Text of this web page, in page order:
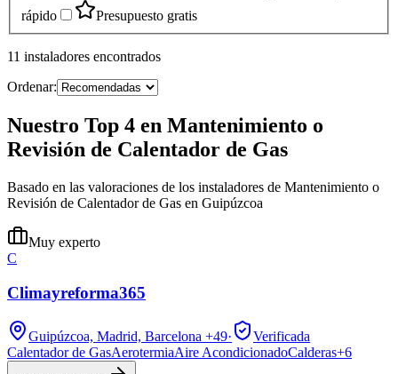
rápido
Presupuesto gratis
11 instaladores encontrados
Ordenar:
Nuestro Top 4 en Mantenimiento o
Revisión de Calentador de Gas
Basado en las valoraciones de los instaladores de Mantenimiento o
Revisión de Calentador de Gas en Guipúzcoa
Muy experto
C
Climayreforma365
Guipúzcoa, Madrid, Barcelona +49·
Verificada
Calentador de GasAerotermiaAire AcondicionadoCalderas+6